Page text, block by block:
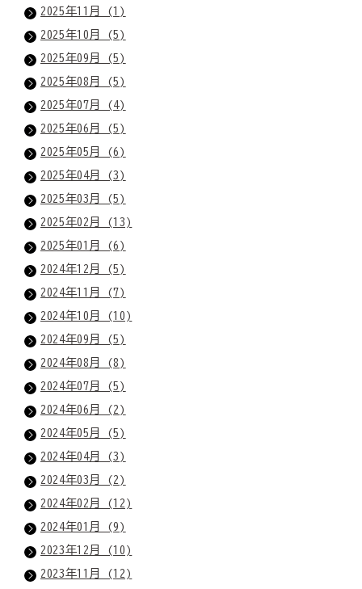
2025年11月 (1)
2025年10月 (5)
2025年09月 (5)
2025年08月 (5)
2025年07月 (4)
2025年06月 (5)
2025年05月 (6)
2025年04月 (3)
2025年03月 (5)
2025年02月 (13)
2025年01月 (6)
2024年12月 (5)
2024年11月 (7)
2024年10月 (10)
2024年09月 (5)
2024年08月 (8)
2024年07月 (5)
2024年06月 (2)
2024年05月 (5)
2024年04月 (3)
2024年03月 (2)
2024年02月 (12)
2024年01月 (9)
2023年12月 (10)
2023年11月 (12)